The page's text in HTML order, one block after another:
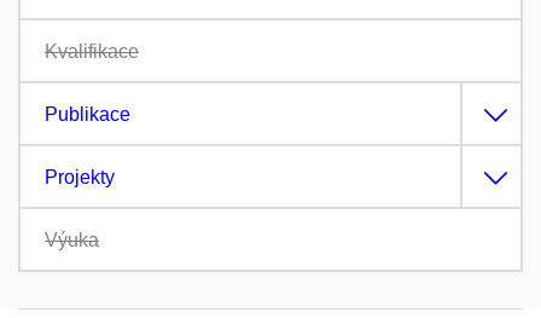
Kvalifikace
Publikace
Projekty
Výuka